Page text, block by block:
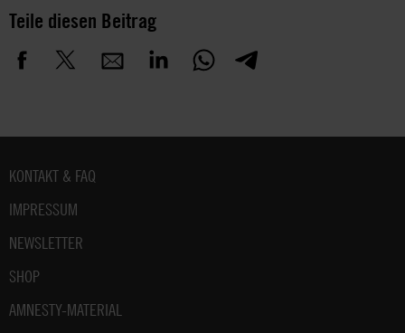
Teile diesen Beitrag
Fußbereich
KONTAKT & FAQ
IMPRESSUM
NEWSLETTER
SHOP
AMNESTY-MATERIAL